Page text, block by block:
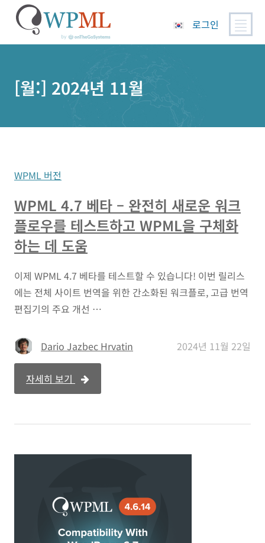
로그인
[월:] 2024년 11월
WPML 버전
WPML 4.7 베타 – 완전히 새로운 워크
플로우를 테스트하고 WPML을 구체화
하는 데 도움
이제 WPML 4.7 베타를 테스트할 수 있습니다! 이번 릴리스
에는 전체 사이트 번역을 위한 간소화된 워크플로, 고급 번역
편집기의 주요 개선 …
Dario Jazbec Hrvatin 2024년 11월 22일
자세히 보기